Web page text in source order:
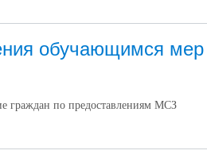
обучающимся мер
граждан по предоставлениям МСЗ